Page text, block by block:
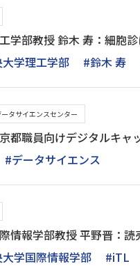
学部教授 鈴木 寿：細胞
学理工学部
#鈴木 寿
タサイエンスセンター
都職員向けデジタルキャ
#データサイエンス
情報学部教授 平野晋：
学国際情報学部
#iTL